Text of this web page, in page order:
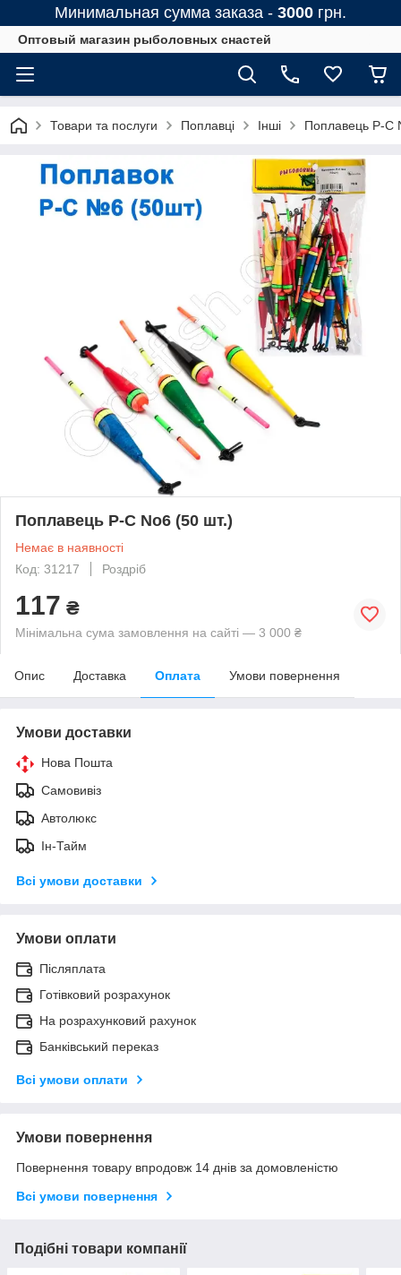
Минимальная сумма заказа - 3000 грн.
Оптовый магазин рыболовных снастей
Товари та послуги Поплавці Інші Поплавець Р-С
Поплавець Р-С No6 (50 шт.)
Немає в наявності
Код: 31217
Роздріб
117 ₴
Мінімальна сума замовлення на сайті — 3 000 ₴
Опис Доставка Оплата Умови повернення
Умови доставки
Нова Пошта
Самовивіз
Автолюкс
Ін-Тайм
Всі умови доставки
Умови оплати
Післяплата
Готівковий розрахунок
На розрахунковий рахунок
Банківський переказ
Всі умови оплати
Умови повернення
Повернення товару впродовж 14 днів за домовленістю
Всі умови повернення
Подібні товари компанії